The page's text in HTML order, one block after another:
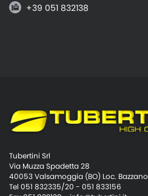
+39 051 832138
Tubertini Srl
Via Muzza Spadetta 28
40053 Valsamoggia (BO) Loc. Bazzano
Tel 051 832335/20 - 051 833156